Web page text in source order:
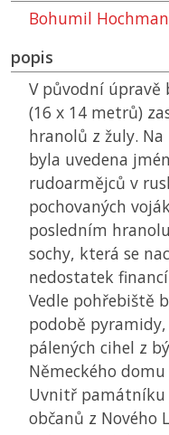
Bohumil
popis
V původní úpravě
(16 x 14 metrů)
hranolů z žuly.
byla uvedena
rudoarmějců v
pochovaných
posledním
sochy, která se
nedostatek
Vedle pohřebiště
podobě
pálených cihel z
Německého domu
Uvnitř památníku
občanů z Nového